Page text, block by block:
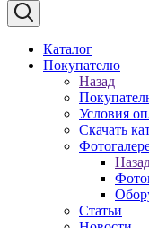
Каталог
Покупателю
Назад
Условия
Скачать
Статьи